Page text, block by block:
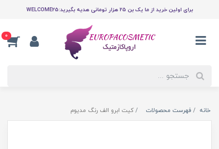
برای اولین خرید از ما یک بن 25 هزار تومانی هدیه بگیرید:WELCOME25
0
خانه فهرست محصولات کیت ابرو الف رنگ مدیوم